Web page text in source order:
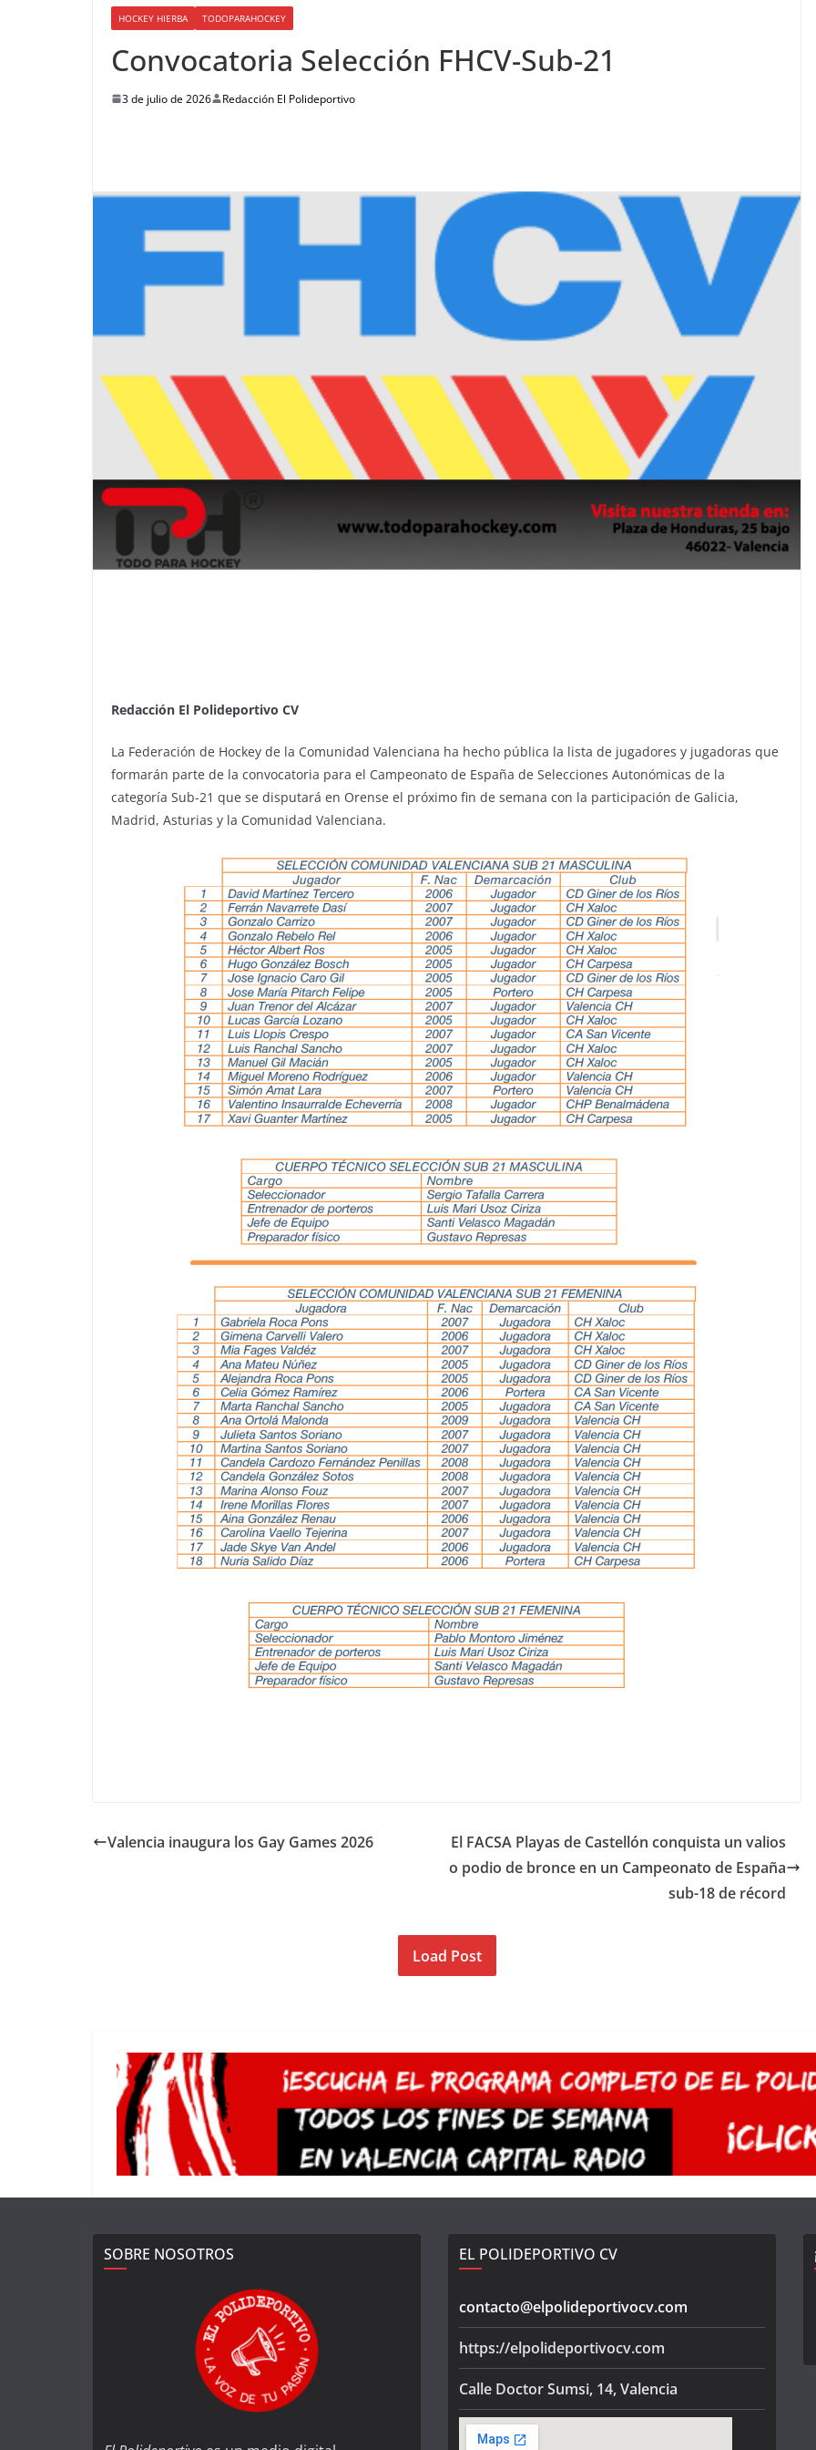
HOCKEY HIERBA TODOPARAHOCKEY
Convocatoria Selección FHCV-Sub-21
3 de julio de 2026 Redacción El Polideportivo
Redacción El Polideportivo CV
La Federación de Hockey de la Comunidad Valenciana ha hecho pública la lista de jugadores y jugadoras que
formarán parte de la convocatoria para el Campeonato de España de Selecciones Autonómicas de la
categoría Sub-21 que se disputará en Orense el próximo fin de semana con la participación de Galicia,
Madrid, Asturias y la Comunidad Valenciana.
Valencia inaugura los Gay Games 2026
El FACSA Playas de Castellón conquista un valios
o podio de bronce en un Campeonato de España
sub-18 de récord
Load Post
SOBRE NOSOTROS EL POLIDEPORTIVO CV
contacto@elpolideportivocv.com
https://elpolideportivocv.com
Calle Doctor Sumsi, 14, Valencia